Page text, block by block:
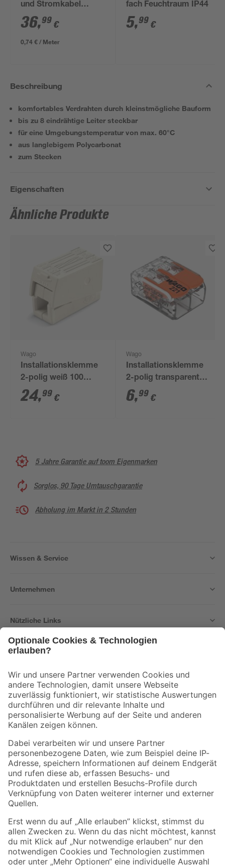
und Stromkabel
NYM-J 3x1,5mm² 50
m
36,99 €
0,74 € / Meter
fach Feuchtraum IP44
5,99 €
Beschreibung
komfortables Verdrahten durch kleinstmögliche Bauform
bis zu 8 eindrähtige Leiter steckbar
für eine Umgebungstemperatur von max. 60°C
aus langlebigem Polycarbonat
zum Stecken
Eigenschaften
Ähnliche Produkte
Wago
Installationsklemme
2-polig weiß 100
Stück
24,99 €
Wago
Installationsklemme
2-polig transparent
10 Stück
6,99 €
5 Jahre Garantie auf toom Eigenmarken
Sorglos, 90 Tage Umtauschgarantie
Abholung im Markt in 2 Stunden
Wissen & Service
Unternehmen
Nützliche Links
Der toom Newsletter: Keine Angebote und Aktionen mehr verpassen!
Zur Newsletter Anmeldung
Folge uns
Zahlungsarten Versandarten
Sicher einkaufen
Jetzt die toom-App herunterladen